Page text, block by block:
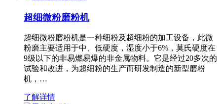
超细微粉磨粉机
超细微粉磨粉机是一种细粉及超细粉的加工设备，此微
粉磨主要适用于中、低硬度，湿度小于6%，莫氏硬度在
9级以下的非易燃易爆的非金属物料。它是经过20多次的
试验和改进，为超细粉的生产而研发制造的新型磨粉
机，…
了解详情